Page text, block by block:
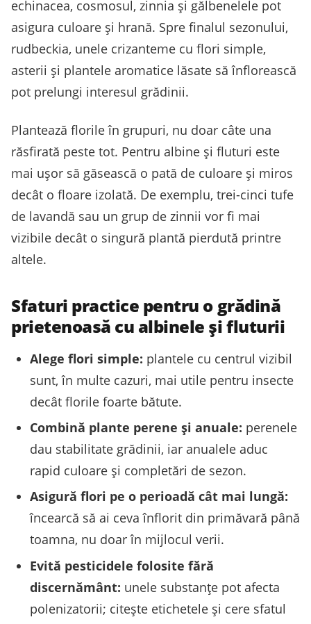
echinacea, cosmosul, zinnia și gălbenelele pot
asigura culoare și hrană. Spre finalul sezonului,
rudbeckia, unele crizanteme cu flori simple,
asterii și plantele aromatice lăsate să înflorească
pot prelungi interesul grădinii.
Plantează florile în grupuri, nu doar câte una
răsfirată peste tot. Pentru albine și fluturi este
mai ușor să găsească o pată de culoare și miros
decât o floare izolată. De exemplu, trei-cinci tufe
de lavandă sau un grup de zinnii vor fi mai
vizibile decât o singură plantă pierdută printre
altele.
Sfaturi practice pentru o grădină
prietenoasă cu albinele și fluturii
Alege flori simple: plantele cu centrul vizibil
sunt, în multe cazuri, mai utile pentru insecte
decât florile foarte bătute.
Combină plante perene și anuale: perenele
dau stabilitate grădinii, iar anualele aduc
rapid culoare și completări de sezon.
Asigură flori pe o perioadă cât mai lungă:
încearcă să ai ceva înflorit din primăvară până
toamna, nu doar în mijlocul verii.
Evită pesticidele folosite fără
discernământ: unele substanțe pot afecta
polenizatorii; citește etichetele și cere sfatul